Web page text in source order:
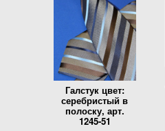
Галстук цвет:
серебристый в
полоску, арт.
1245-51